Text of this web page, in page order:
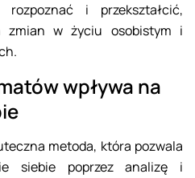
i przekształcić,
zmian w życiu osobistym i
wpływa na
metoda, która pozwala
siebie poprzez analizę i